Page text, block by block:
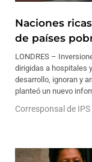
Naciones
de países
LONDRES –
dirigidas a hospitales
desarrollo, ignoran y
planteó un nuevo
Corresponsal de IPS